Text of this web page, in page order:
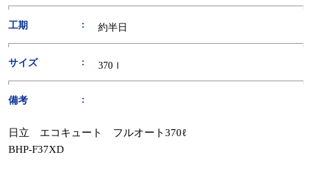
工期 約半日
サイズ 370ｌ
備考
日立 エコキュート フルオート370ℓ
BHP-F37XD